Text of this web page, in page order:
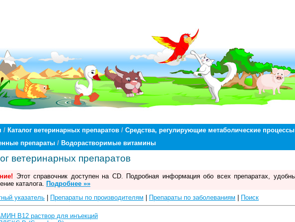
/ Каталог ветеринарных препаратов / Средства, регулирующие метаболические процессы
препараты / Водорастворимые витамины
ветеринарных препаратов
Этот справочник доступен на CD. Подробная информация обо всех препаратах,
каталога. Подробнее »»
указатель
Препараты по производителям Препараты по заболеваниям Поиск
В12 раствор для инъекций